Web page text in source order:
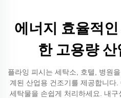
에너지 효율적
한 고용량
플라잉 피시는 세탁소, 호텔, 병원
계된 산업용 건조기를 제공합니다
세탁물을 손쉽게 처리하세요. 내